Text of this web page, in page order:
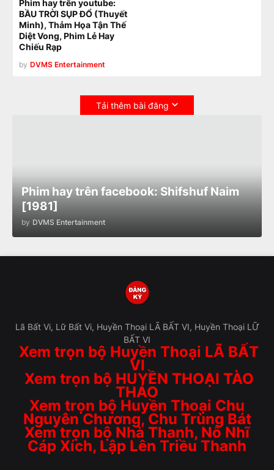
Phim hay trên youtube:
BẦU TRỜI SỤP ĐỔ (Thuyết
Minh), Thảm Họa Tận Thế
Diệt Vong, Phim Lẻ Hay
Chiếu Rạp
by DVMS Entertainment
Tải thêm bài đăng
Phim hay trên facebook: Shifshuf Naim
[1981]
by DVMS Entertainment
Lã Bất Vi, Lữ Bất Vi, Huyền Thoại LÃ BẤT VI, Huyền Thoại LỮ
BẤT VI
Xem trọn bộ Huyền Thoại LÃ BẤT
VI
Xem trọn bộ HUYỀN THOẠI TÀO
THÁO
Xem trọn bộ Huyền Thoại Chu
Nguyên Chương, Chu Trùng Bát
Xem trọn bộ Nhà Thanh, Nỗ Nhĩ
Cáp Xích, Lập Lên Triều Thanh